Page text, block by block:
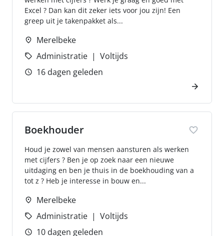
Excel ? Dan kan dit zeker iets voor jou zijn! Een
greep uit je takenpakket als...
Merelbeke
Administratie
Voltijds
16 dagen geleden
Boekhouder
Houd je zowel van mensen aansturen als werken
met cijfers ? Ben je op zoek naar een nieuwe
uitdaging en ben je thuis in de boekhouding van a
tot z ? Heb je interesse in bouw en...
Merelbeke
Administratie
Voltijds
10 dagen geleden